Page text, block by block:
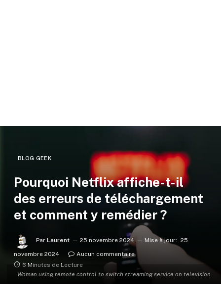
Woman using remote control to switch streaming service on television
BLOG GEEK
Pourquoi Netflix affiche-t-il
des erreurs de téléchargement
et comment y remédier ?
Par Laurent 25 novembre 2024 Mise à jour: 25
novembre 2024
Aucun commentaire
6 Minutes de Lecture